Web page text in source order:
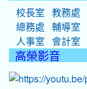
校長室 教務處
總務處
輔導室
人事室
會計室
高榮影音